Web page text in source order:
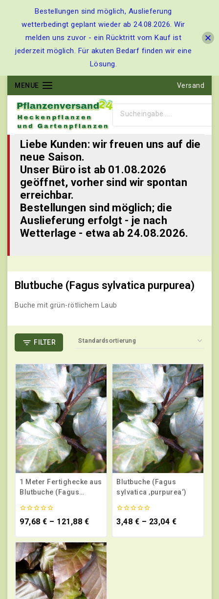
MENUE Versand
Liebe Kunden: wir freuen uns auf die
neue Saison.
Unser Büro ist ab 01.08.2026
geöffnet, vorher sind wir spontan
erreichbar.
Bestellungen sind möglich; die
Auslieferung erfolgt - je nach
Wetterlage - etwa ab 24.08.2026.
Blutbuche (Fagus sylvatica purpurea)
Buche mit grün-rötlichem Laub
FILTER
1 Meter Fertighecke aus
Blutbuche (Fagus
0
von
97,68 € – 121,88 €
Blutbuche (Fagus
sylvatica ‚purpurea‘)
0
von
3,48 € – 23,04 €
Bestellungen sind möglich, Auslieferung
wetterbedingt geplant wieder ab 24.08.2026. Wir
melden uns zuvor - ein Rücktritt vom Kauf ist
jederzeit möglich. Für akuten Bedarf finden wir eine
Lösung.